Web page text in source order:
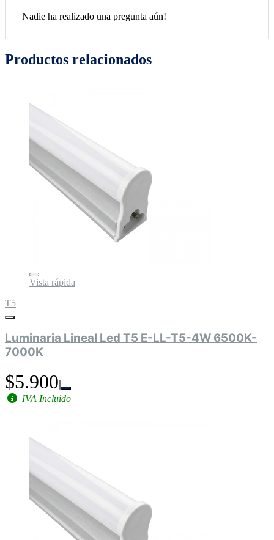
Nadie ha realizado una pregunta aún!
Productos relacionados
Vista rápida
T5
Luminaria Lineal Led T5 E-LL-T5-4W 6500K-
7000K
$5.900
IVA Incluido